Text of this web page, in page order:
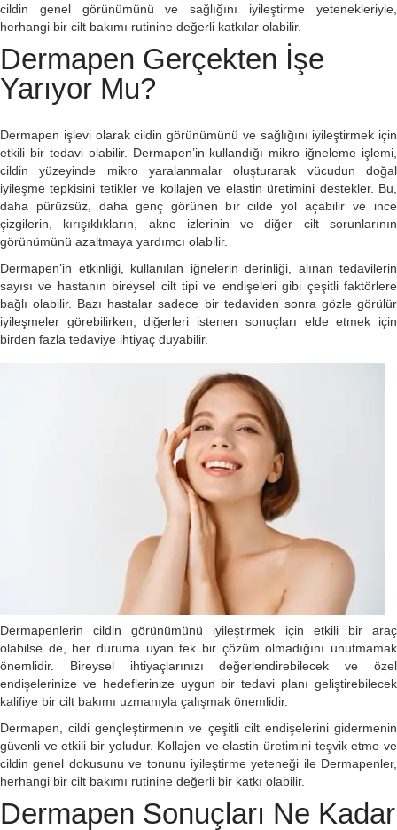
cildin genel görünümünü ve sağlığını iyileştirme yetenekleriyle,
herhangi bir cilt bakımı rutinine değerli katkılar olabilir.
Dermapen Gerçekten İşe
Yarıyor Mu?
Dermapen işlevi olarak cildin görünümünü ve sağlığını iyileştirmek için
etkili bir tedavi olabilir. Dermapen’in kullandığı mikro iğneleme işlemi,
cildin yüzeyinde mikro yaralanmalar oluşturarak vücudun doğal
iyileşme tepkisini tetikler ve kollajen ve elastin üretimini destekler. Bu,
daha pürüzsüz, daha genç görünen bir cilde yol açabilir ve ince
çizgilerin, kırışıklıkların, akne izlerinin ve diğer cilt sorunlarının
görünümünü azaltmaya yardımcı olabilir.
Dermapen’in etkinliği, kullanılan iğnelerin derinliği, alınan tedavilerin
sayısı ve hastanın bireysel cilt tipi ve endişeleri gibi çeşitli faktörlere
bağlı olabilir. Bazı hastalar sadece bir tedaviden sonra gözle görülür
iyileşmeler görebilirken, diğerleri istenen sonuçları elde etmek için
birden fazla tedaviye ihtiyaç duyabilir.
Dermapenlerin cildin görünümünü iyileştirmek için etkili bir araç
olabilse de, her duruma uyan tek bir çözüm olmadığını unutmamak
önemlidir. Bireysel ihtiyaçlarınızı değerlendirebilecek ve özel
endişelerinize ve hedeflerinize uygun bir tedavi planı geliştirebilecek
kalifiye bir cilt bakımı uzmanıyla çalışmak önemlidir.
Dermapen, cildi gençleştirmenin ve çeşitli cilt endişelerini gidermenin
güvenli ve etkili bir yoludur. Kollajen ve elastin üretimini teşvik etme ve
cildin genel dokusunu ve tonunu iyileştirme yeteneği ile Dermapenler,
herhangi bir cilt bakımı rutinine değerli bir katkı olabilir.
Dermapen Sonuçları Ne Kadar